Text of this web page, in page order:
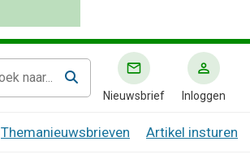
Nieuwsbrief Inloggen
Themanieuwsbrieven Artikel insturen